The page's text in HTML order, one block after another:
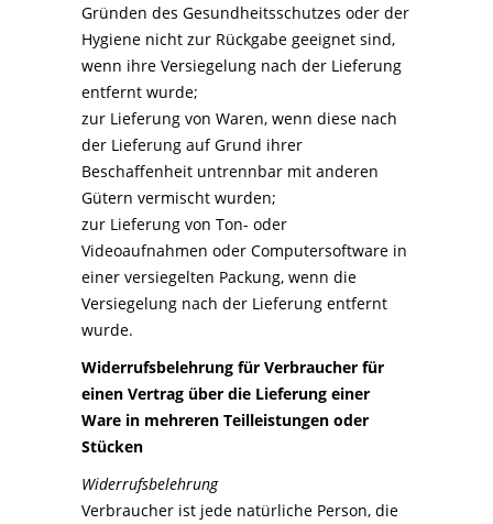
Gründen des Gesundheitsschutzes oder der
Hygiene nicht zur Rückgabe geeignet sind,
wenn ihre Versiegelung nach der Lieferung
entfernt wurde;
zur Lieferung von Waren, wenn diese nach
der Lieferung auf Grund ihrer
Beschaffenheit untrennbar mit anderen
Gütern vermischt wurden;
zur Lieferung von Ton- oder
Videoaufnahmen oder Computersoftware in
einer versiegelten Packung, wenn die
Versiegelung nach der Lieferung entfernt
wurde.
Widerrufsbelehrung für Verbraucher für
einen Vertrag über die Lieferung einer
Ware in mehreren Teilleistungen oder
Stücken
Widerrufsbelehrung
Verbraucher ist jede natürliche Person, die